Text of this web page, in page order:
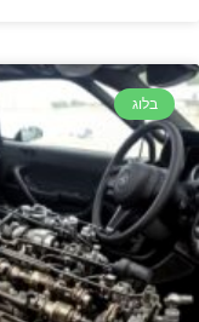
בלוג